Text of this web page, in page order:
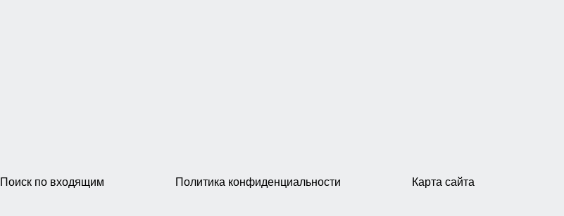
Поиск по входящим Политика конфиденциальности Карта сайта